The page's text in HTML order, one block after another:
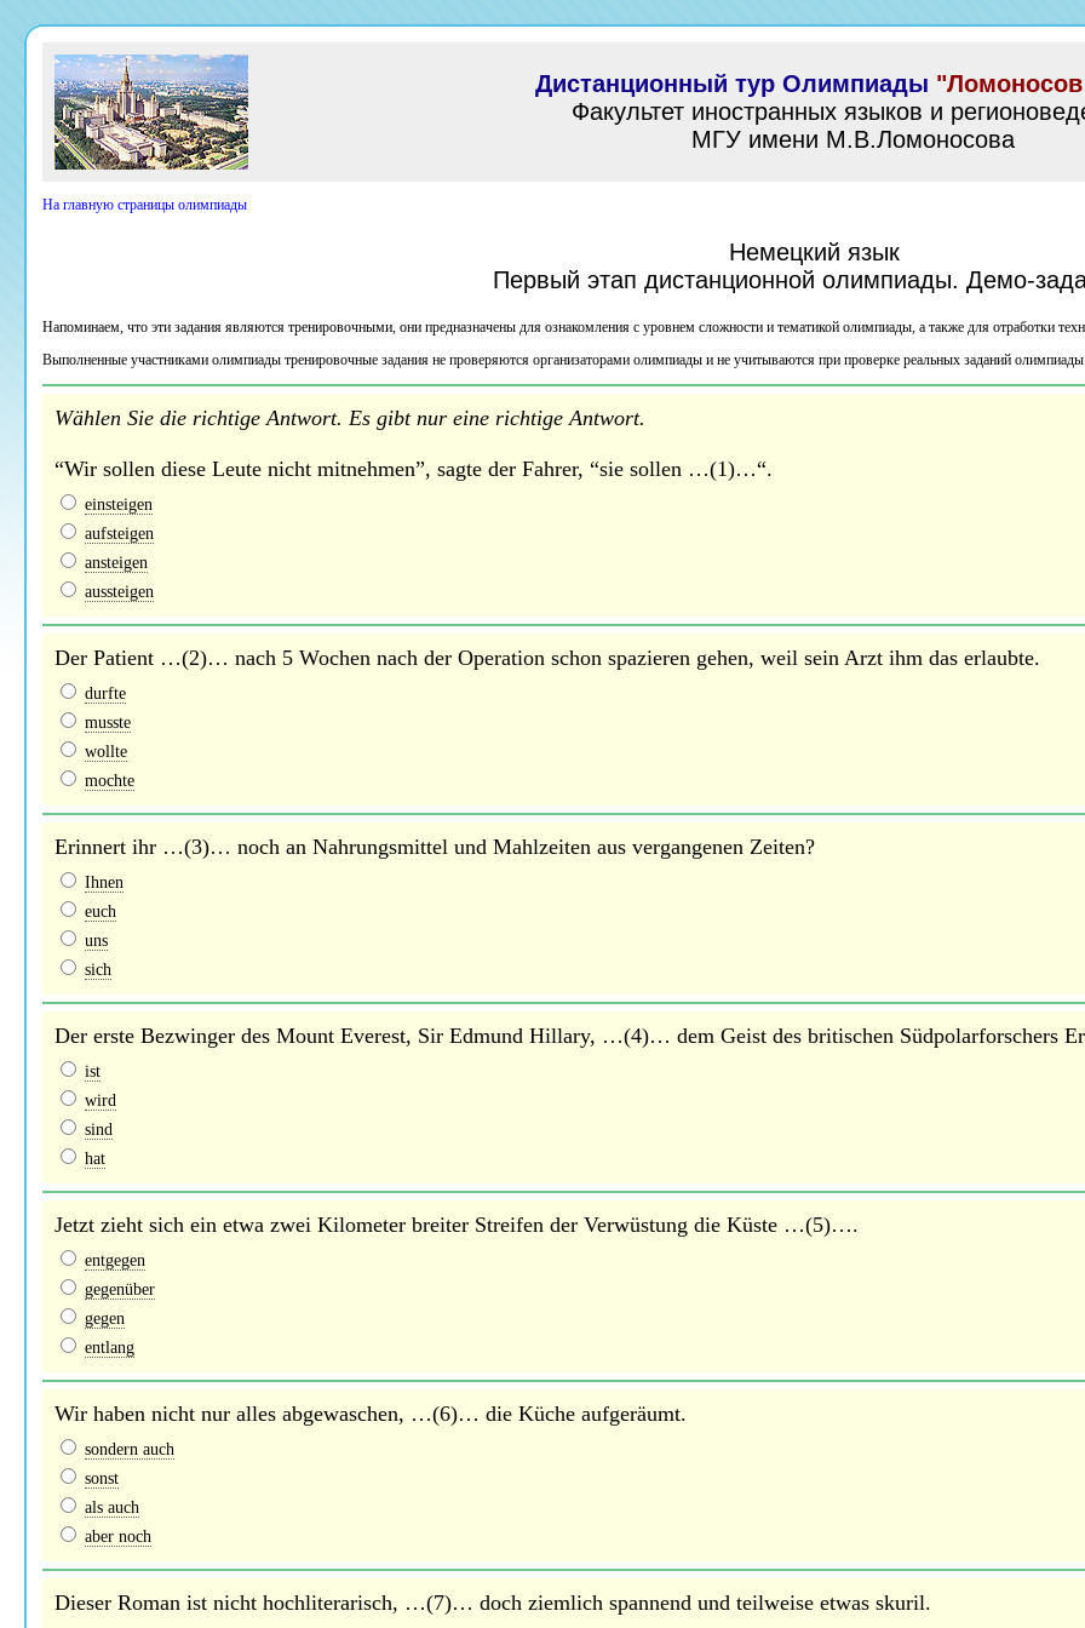
Дистанционный тур Олимпиады "Ломоносов
Факультет иностранных языков и
МГУ имени М.В.Ломоносова
На главную страницы олимпиады
Немецкий язык
Первый этап дистанционной олимпиады. Демо-
Напоминаем, что эти задания являются тренировочными, они предназначены для ознакомления с уровнем сложности и тематикой олимпиады, а также для отработки
Выполненные участниками олимпиады тренировочные задания не проверяются организаторами олимпиады и не учитываются при проверке реальных заданий олимпиады
Wählen Sie die richtige Antwort. Es gibt nur eine richtige Antwort.
“Wir sollen diese Leute nicht mitnehmen”, sagte der Fahrer, “sie sollen …(1)…“.
einsteigen
aufsteigen
ansteigen
aussteigen
Der Patient …(2)… nach 5 Wochen nach der Operation schon spazieren gehen, weil sein Arzt ihm das erlaubte.
durfte
musste
wollte
mochte
Erinnert ihr …(3)… noch an Nahrungsmittel und Mahlzeiten aus vergangenen Zeiten?
Ihnen
euch
uns
sich
Der erste Bezwinger des Mount Everest, Sir Edmund Hillary, …(4)… dem Geist des britischen Südpolarforschers
ist
wird
sind
hat
Jetzt zieht sich ein etwa zwei Kilometer breiter Streifen der Verwüstung die Küste …(5)….
entgegen
gegenüber
gegen
entlang
Wir haben nicht nur alles abgewaschen, …(6)… die Küche aufgeräumt.
sondern auch
sonst
als auch
aber noch
Dieser Roman ist nicht hochliterarisch, …(7)… doch ziemlich spannend und teilweise etwas skuril.